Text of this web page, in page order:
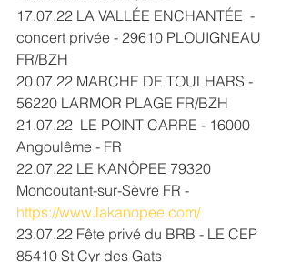
17.07.22 LA VALLÉE ENCHANTÉE  -
concert privée - 29610 PLOUIGNEAU
FR/BZH
20.07.22 MARCHE DE TOULHARS -
56220 LARMOR PLAGE FR/BZH
21.07.22  LE POINT CARRE - 16000
Angoulême - FR
22.07.22 LE KANÖPEE 79320
Moncoutant-sur-Sèvre FR -
https://www.lakanopee.com/
23.07.22 Fête privé du BRB - LE CEP
85410 St Cyr des Gats